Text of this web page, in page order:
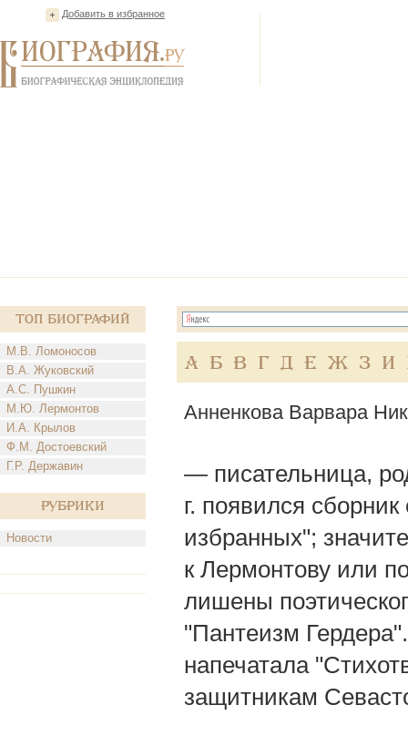
Добавить в избранное
Топ Биографий
М.В. Ломоносов
В.А. Жуковский
А.С. Пушкин
М.Ю. Лермонтов
И.А. Крылов
Ф.М. Достоевский
Г.Р. Державин
Рубрики
Новости
А Б В Г Д Е Ж З И
Анненкова Варвара
— писательница,
г. появился
избранных";
к Лермонтову или
лишены
"Пантеизм
напечатала
защитникам